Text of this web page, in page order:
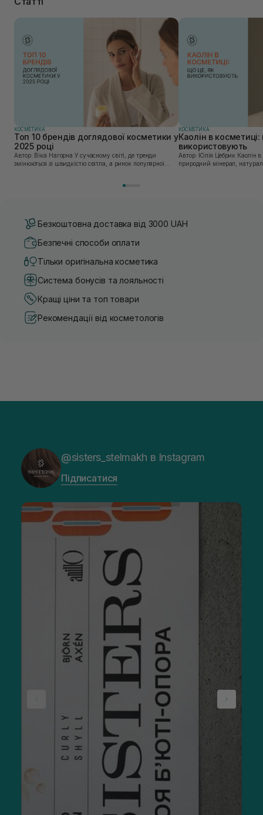
КОСМЕТИКА
Топ 10 брендів доглядової косметики у
2025 році
Автор: Віка Нагорна У сучасному світі, де тренди
змінюються зі швидкістю світла, а ринок популярної
КОСМЕТИКА
Каолін в
використовують
Автор: Юлія Цебрик Каолін в косметології – це
природний мінерал,
Безкоштовна доставка від 3000 UAH
Безпечні способи оплати
Тільки оригінальна косметика
Система бонусів та лояльності
Кращі ціни та топ товари
Рекомендації від косметологів
@sisters_stelmakh в Instagram
Підписатися